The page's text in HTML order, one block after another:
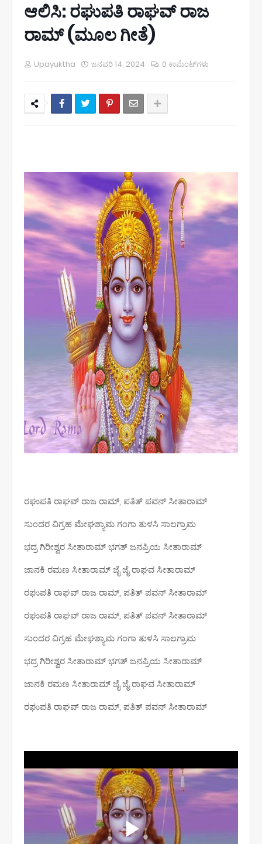
ಆಲಿಸಿ: ರಘುಪತಿ ರಾಘವ್ ರಾಜ
ರಾಮ್ (ಮೂಲ ಗೀತೆ)
Upayuktha ಜನವರಿ 14, 2024 0 ಕಾಮೆಂಟ್‌ಗಳು
ರಘುಪತಿ ರಾಘವ್ ರಾಜ ರಾಮ್, ಪತಿತ್ ಪವನ್ ಸೀತಾರಾಮ್
ಸುಂದರ ವಿಗ್ರಹ ಮೇಘಶ್ಯಾಮ ಗಂಗಾ ತುಳಸಿ ಸಾಲಗ್ರಾಮ
ಭದ್ರ ಗಿರೀಶ್ವರ ಸೀತಾರಾಮ್ ಭಗತ್ ಜನಪ್ರಿಯ ಸೀತಾರಾಮ್
ಜಾನಕಿ ರಮಣ ಸೀತಾರಾಮ್ ಜೈ ಜೈ ರಾಘವ ಸೀತಾರಾಮ್
ರಘುಪತಿ ರಾಘವ್ ರಾಜ ರಾಮ್, ಪತಿತ್ ಪವನ್ ಸೀತಾರಾಮ್
ರಘುಪತಿ ರಾಘವ್ ರಾಜ ರಾಮ್, ಪತಿತ್ ಪವನ್ ಸೀತಾರಾಮ್
ಸುಂದರ ವಿಗ್ರಹ ಮೇಘಶ್ಯಾಮ ಗಂಗಾ ತುಳಸಿ ಸಾಲಗ್ರಾಮ
ಭದ್ರ ಗಿರೀಶ್ವರ ಸೀತಾರಾಮ್ ಭಗತ್ ಜನಪ್ರಿಯ ಸೀತಾರಾಮ್
ಜಾನಕಿ ರಮಣ ಸೀತಾರಾಮ್ ಜೈ ಜೈ ರಾಘವ ಸೀತಾರಾಮ್
ರಘುಪತಿ ರಾಘವ್ ರಾಜ ರಾಮ್, ಪತಿತ್ ಪವನ್ ಸೀತಾರಾಮ್